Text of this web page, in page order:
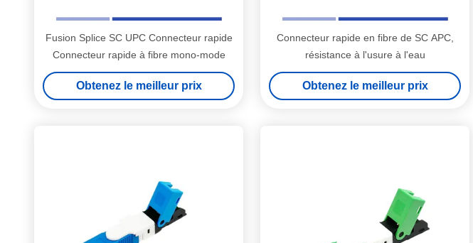
Fusion Splice SC UPC Connecteur rapide
Connecteur rapide à fibre mono-mode
Obtenez le meilleur prix
Connecteur rapide en fibre de SC APC,
résistance à l'usure à l'eau
Obtenez le meilleur prix